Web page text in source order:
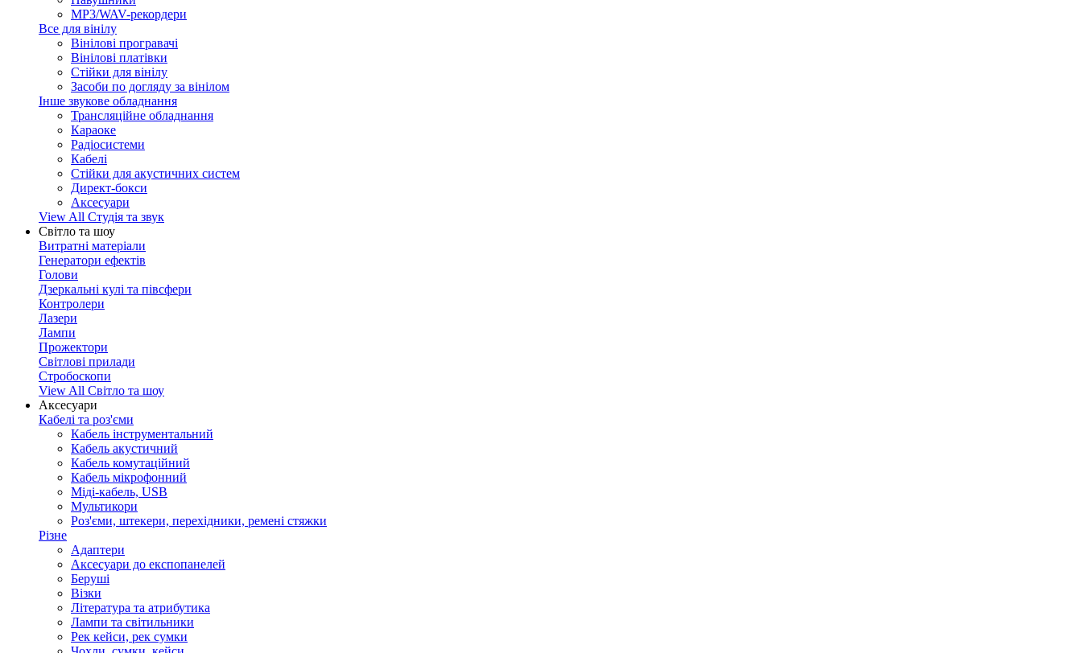
MP3/WAV-рекордери
Все для вінілу
Вінілові програвачі
Вінілові платівки
Стійки для вінілу
Засоби по догляду за вінілом
Інше звукове обладнання
Трансляційне обладнання
Караоке
Радіосистеми
Кабелі
Стійки для акустичних систем
Директ-бокси
Аксесуари
View All Студія та звук
Світло та шоу
Витратні матеріали
Генератори ефектів
Голови
Дзеркальні кулі та півсфери
Контролери
Лазери
Лампи
Прожектори
Світлові прилади
Стробоскопи
View All Світло та шоу
Аксесуари
Кабелі та роз'єми
Кабель інструментальний
Кабель акустичний
Кабель комутаційний
Кабель мікрофонний
Міді-кабель, USB
Мультикори
Роз'єми, штекери, перехідники, ремені стяжки
Різне
Адаптери
Аксесуари до експопанелей
Беруші
Візки
Література та атрибутика
Лампи та світильники
Рек кейси, рек сумки